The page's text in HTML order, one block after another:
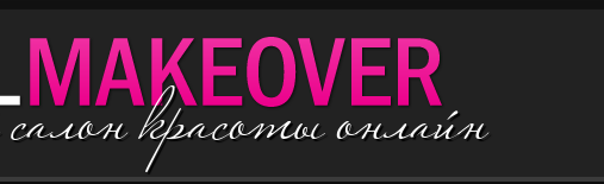
красоты онлайн